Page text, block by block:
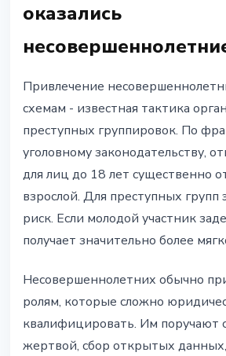
оказались
Привлечение
схемам - известная тактика
преступных группировок. По
уголовному законодательству,
для лиц до 18 лет существенно
взрослой. Для преступных групп
риск. Если молодой участник
получает значительно более
Несовершеннолетних обычно
ролям, которые сложно
квалифицировать. Им поручают
жертвой, сбор открытых данных,